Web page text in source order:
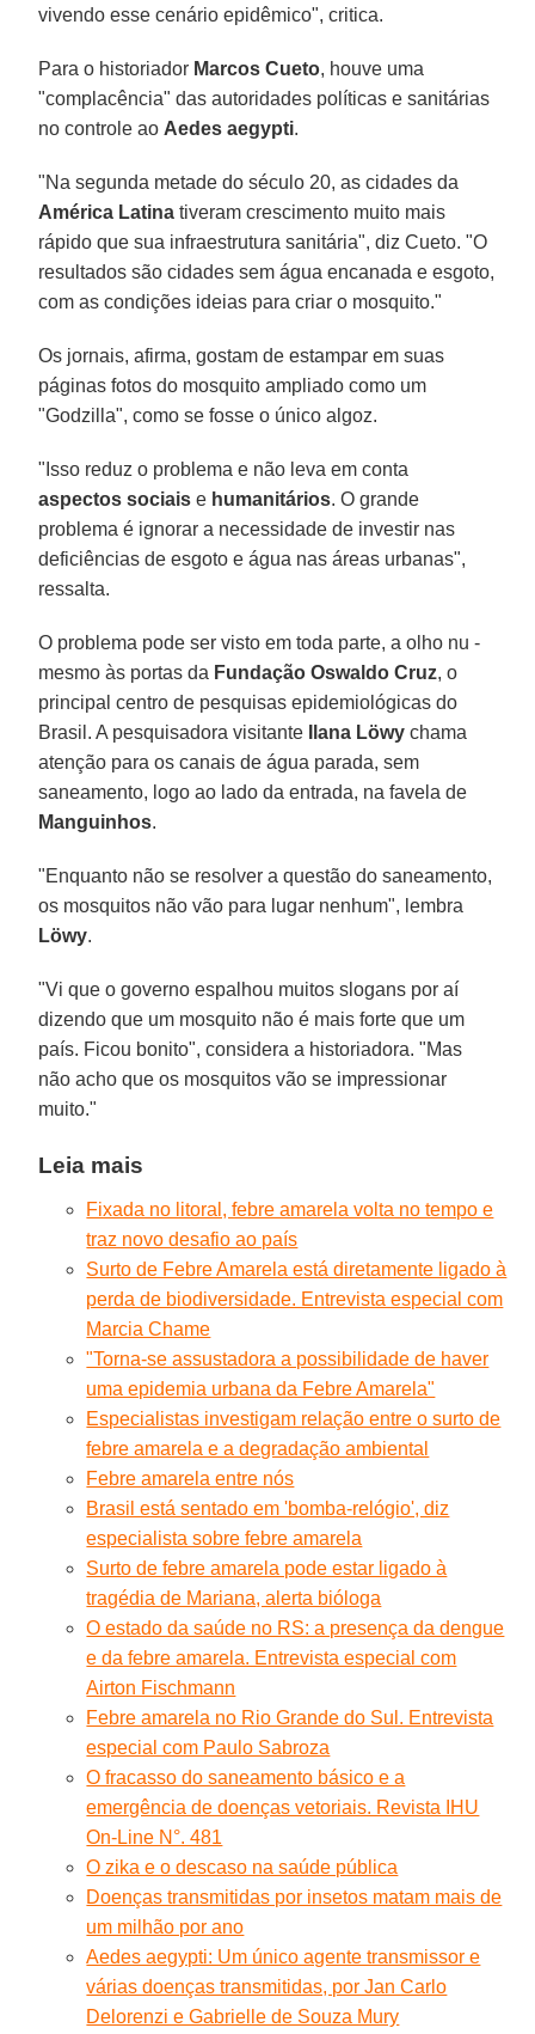
vivendo esse cenário epidêmico", critica.
Para o historiador Marcos Cueto, houve uma
"complacência" das autoridades políticas e sanitárias
no controle ao Aedes aegypti.
"Na segunda metade do século 20, as cidades da
América Latina tiveram crescimento muito mais
rápido que sua infraestrutura sanitária", diz Cueto. "O
resultados são cidades sem água encanada e esgoto,
com as condições ideias para criar o mosquito."
Os jornais, afirma, gostam de estampar em suas
páginas fotos do mosquito ampliado como um
"Godzilla", como se fosse o único algoz.
"Isso reduz o problema e não leva em conta
aspectos sociaise humanitários. O grande
problema é ignorar a necessidade de investir nas
deficiências de esgoto e água nas áreas urbanas",
ressalta.
O problema pode ser visto em toda parte, a olho nu -
mesmo às portas da Fundação Oswaldo Cruz, o
principal centro de pesquisas epidemiológicas do
Brasil. A pesquisadora visitante
Ilana Löwy chama
atenção para os canais de água parada, sem
saneamento, logo ao lado da entrada, na favela de
Manguinhos.
"Enquanto não se resolver a questão do saneamento,
os mosquitos não vão para lugar nenhum", lembra
Löwy.
"Vi que o governo espalhou muitos slogans por aí
dizendo que um mosquito não é mais forte que um
país. Ficou bonito", considera a historiadora. "Mas
não acho que os mosquitos vão se impressionar
muito."
Leia mais
Fixada no litoral, febre amarela volta no tempo e
traz novo desafio ao país
Surto de Febre Amarela está diretamente ligado à
perda de biodiversidade. Entrevista especial com
Marcia Chame
"Torna-se assustadora a possibilidade de haver
uma epidemia urbana da Febre Amarela"
Especialistas investigam relação entre o surto de
febre amarela e a degradação ambiental
Febre amarela entre nós
Brasil está sentado em 'bomba-relógio', diz
especialista sobre febre amarela
Surto de febre amarela pode estar ligado à
tragédia de Mariana, alerta bióloga
O estado da saúde no RS: a presença da dengue
e da febre amarela. Entrevista especial com
Airton Fischmann
Febre amarela no Rio Grande do Sul. Entrevista
especial com Paulo Sabroza
O fracasso do saneamento básico e a
emergência de doenças vetoriais. Revista IHU
On-Line N°. 481
O zika e o descaso na saúde pública
Doenças transmitidas por insetos matam mais de
um milhão por ano
Aedes aegypti: Um único agente transmissor e
várias doenças transmitidas, por Jan Carlo
Delorenzi e Gabrielle de Souza Mury